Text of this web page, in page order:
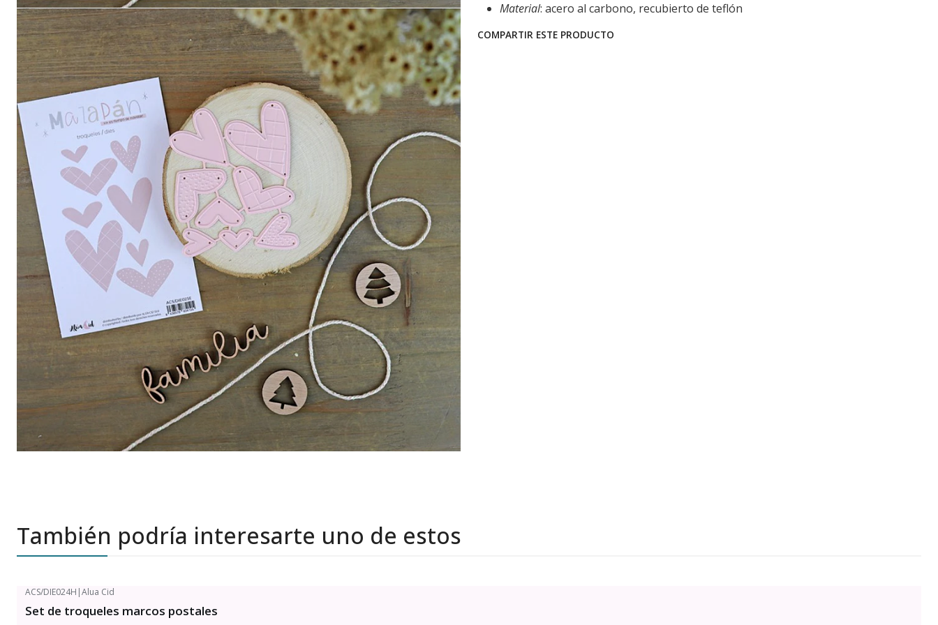
Material: acero al carbono, recubierto de teflón
COMPARTIR ESTE PRODUCTO
También podría interesarte uno de estos
ACS/DIE024H |Alua Cid
Set de troqueles marcos postales